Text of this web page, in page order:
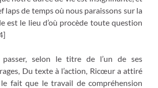
laps de temps où nous paraissons sur la
est le lieu d’où procède toute question
selon le titre de l’un de ses
Du texte à l’action, Ricœur a attiré
fait que le travail de compréhension